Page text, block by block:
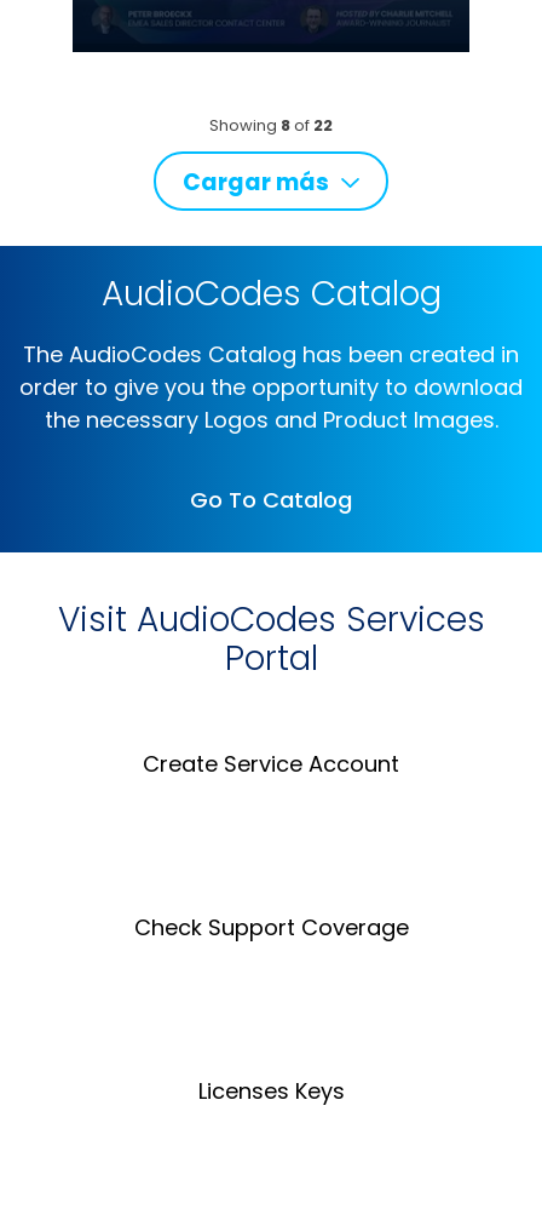
Showing 8of 22
Cargar más
AudioCodes Catalog
The AudioCodes Catalog has been created in
order to give you the opportunity to download
the necessary Logos and Product Images.
Go To Catalog
Visit AudioCodes Services
Portal
Create Service Account
Check Support Coverage
Licenses Keys